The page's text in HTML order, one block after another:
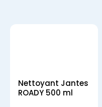
Nettoyant Jantes
ROADY 500 ml